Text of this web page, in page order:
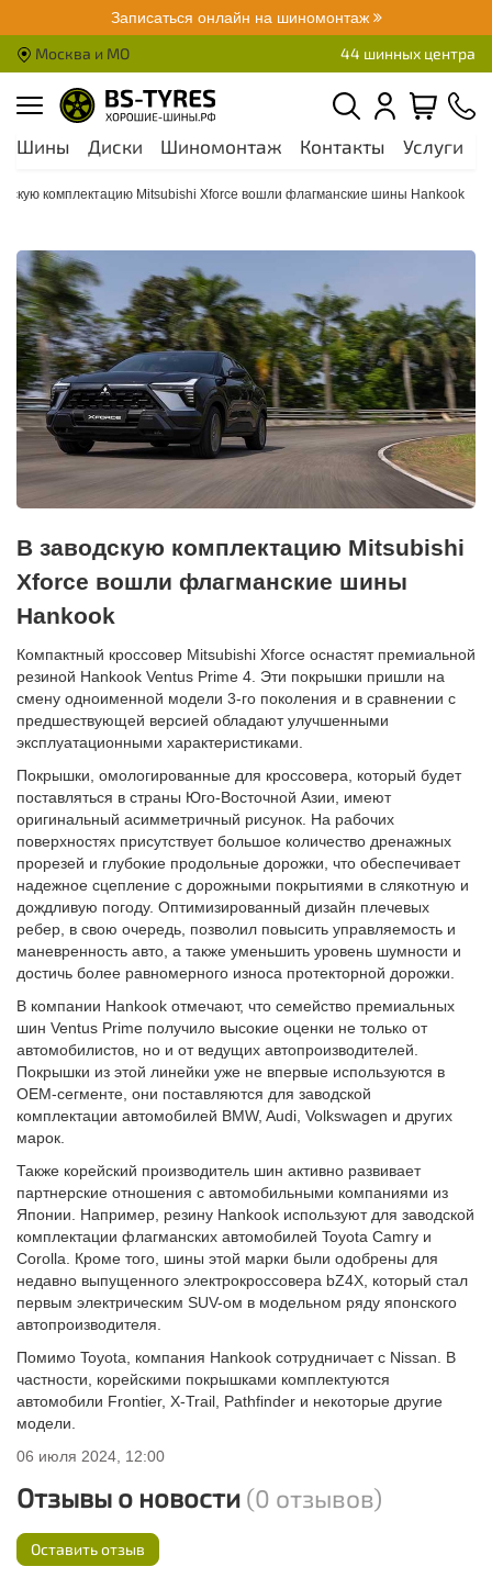
Записаться онлайн на шиномонтаж
Москва и МО 44 шинных центра
Шины Диски Шиномонтаж Контакты Услуги
комплектацию Mitsubishi Xforce вошли флагманские шины Hankook
В заводскую комплектацию Mitsubishi
Xforce вошли флагманские шины
Hankook
Компактный кроссовер Mitsubishi Xforce оснастят премиальной
резиной Hankook Ventus Prime 4. Эти покрышки пришли на
смену одноименной модели 3-го поколения и в сравнении с
предшествующей версией обладают улучшенными
эксплуатационными характеристиками.
Покрышки, омологированные для кроссовера, который будет
поставляться в страны Юго-Восточной Азии, имеют
оригинальный асимметричный рисунок. На рабочих
поверхностях присутствует большое количество дренажных
прорезей и глубокие продольные дорожки, что обеспечивает
надежное сцепление с дорожными покрытиями в слякотную и
дождливую погоду. Оптимизированный дизайн плечевых
ребер, в свою очередь, позволил повысить управляемость и
маневренность авто, а также уменьшить уровень шумности и
достичь более равномерного износа протекторной дорожки.
В компании Hankook отмечают, что семейство премиальных
шин Ventus Prime получило высокие оценки не только от
автомобилистов, но и от ведущих автопроизводителей.
Покрышки из этой линейки уже не впервые используются в
OEM-сегменте, они поставляются для заводской
комплектации автомобилей BMW, Audi, Volkswagen и других
марок.
Также корейский производитель шин активно развивает
партнерские отношения с автомобильными компаниями из
Японии. Например, резину Hankook используют для заводской
комплектации флагманских автомобилей Toyota Camry и
Corolla. Кроме того, шины этой марки были одобрены для
недавно выпущенного электрокроссовера bZ4X, который стал
первым электрическим SUV-ом в модельном ряду японского
автопроизводителя.
Помимо Toyota, компания Hankook сотрудничает с Nissan. В
частности, корейскими покрышками комплектуются
автомобили Frontier, X-Trail, Pathfinder и некоторые другие
модели.
06 июля 2024, 12:00
Отзывы о новости (0 отзывов)
Оставить отзыв